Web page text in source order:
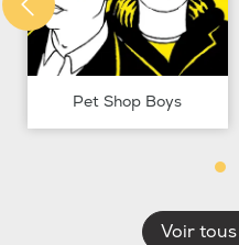
Pet Shop Boys
Voir